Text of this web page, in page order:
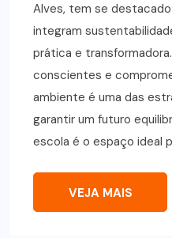
Alves, tem se
integram
prática e
conscientes e
ambiente é uma das
garantir um futuro
escola é o espaço ideal
VEJA MAIS